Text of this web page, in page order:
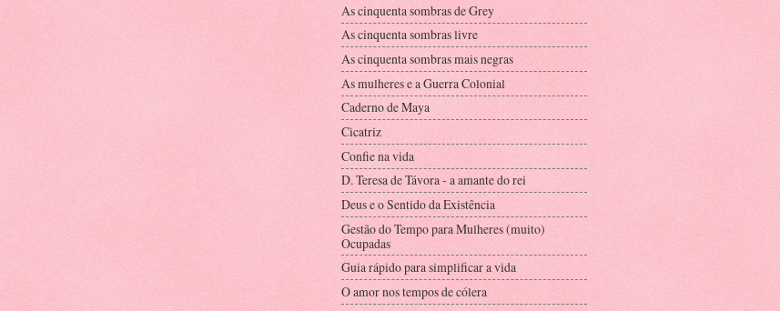
As cinquenta sombras de Grey
As cinquenta sombras livre
As cinquenta sombras mais negras
As mulheres e a Guerra Colonial
Caderno de Maya
Cicatriz
Confie na vida
D. Teresa de Távora - a amante do rei
Deus e o Sentido da Existência
Gestão do Tempo para Mulheres (muito)
Ocupadas
Guia rápido para simplificar a vida
O amor nos tempos de cólera